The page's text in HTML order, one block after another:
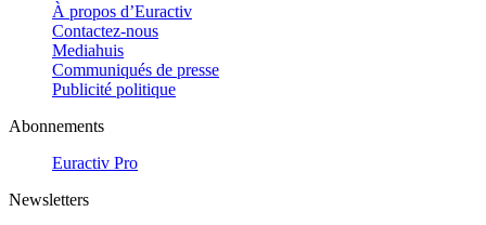
À propos d’Euractiv
Contactez-nous
Mediahuis
Communiqués de presse
Publicité politique
Abonnements
Euractiv Pro
Newsletters